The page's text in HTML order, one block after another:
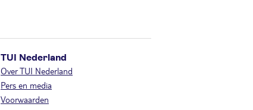
TUI Nederland
Over TUI Nederland
Pers en media
Voorwaarden